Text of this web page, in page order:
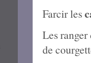
Farcir les
Les
de